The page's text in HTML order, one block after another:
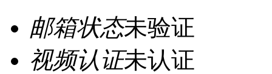
邮箱状态未验证
视频认证未认证